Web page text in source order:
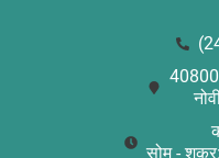
40800
सोम -